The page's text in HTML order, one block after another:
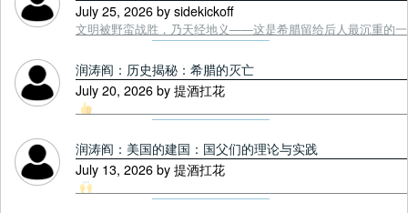
July 25, 2026 by sidekickoff
文明被野蛮战胜，乃天经地义——这是希腊留给后人最沉重的
润涛阎：历史揭秘：希腊的灭亡
July 20, 2026 by 提酒扛花
润涛阎：美国的建国：国父们的理论与实践
July 13, 2026 by 提酒扛花